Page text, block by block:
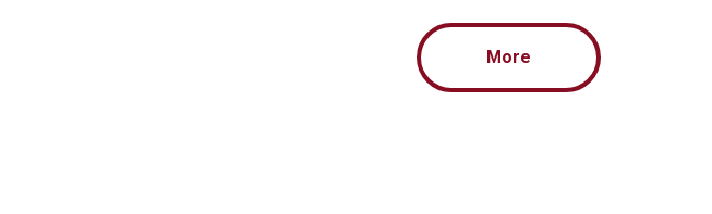
More